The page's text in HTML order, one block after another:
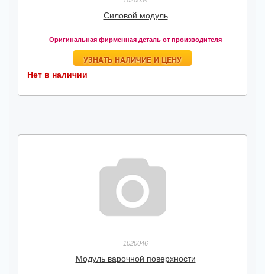
Силовой модуль
Оригинальная фирменная деталь от производителя
УЗНАТЬ НАЛИЧИЕ И ЦЕНУ
Нет в наличии
1020046
Модуль варочной поверхности